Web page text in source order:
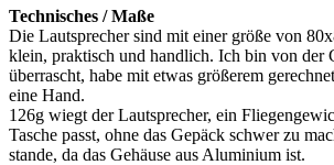
Technisches / Maße
Die Lautsprecher sind mit einer größe von
klein, praktisch und handlich. Ich bin von der
überrascht, habe mit etwas größerem
eine Hand.
126g wiegt der Lautsprecher, ein
Tasche passt, ohne das Gepäck schwer zu
stande, da das Gehäuse aus Aluminium ist.